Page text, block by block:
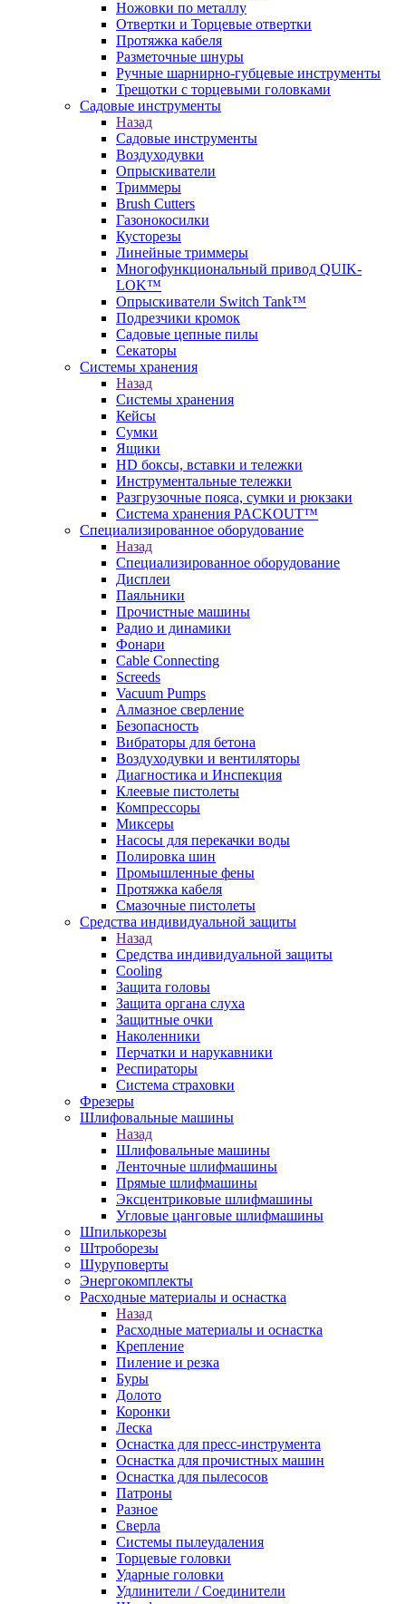
Ножовки по металлу
Отвертки и Торцевые отвертки
Протяжка кабеля
Разметочные шнуры
Ручные шарнирно-губцевые инструменты
Трещотки с торцевыми головками
Садовые инструменты
Назад
Садовые инструменты
Воздуходувки
Опрыскиватели
Триммеры
Brush Cutters
Газонокосилки
Кусторезы
Линейные триммеры
Многофункциональный привод QUIK-
LOK™
Опрыскиватели Switch Tank™
Подрезчики кромок
Садовые цепные пилы
Секаторы
Системы хранения
Назад
Системы хранения
Кейсы
Сумки
Ящики
HD боксы, вставки и тележки
Инструментальные тележки
Разгрузочные пояса, сумки и рюкзаки
Система хранения PACKOUT™
Специализированное оборудование
Назад
Специализированное оборудование
Дисплеи
Паяльники
Прочистные машины
Радио и динамики
Фонари
Cable Connecting
Screeds
Vacuum Pumps
Алмазное сверление
Безопасность
Вибраторы для бетона
Воздуходувки и вентиляторы
Диагностика и Инспекция
Клеевые пистолеты
Компрессоры
Миксеры
Насосы для перекачки воды
Полировка шин
Промышленные фены
Протяжка кабеля
Смазочные пистолеты
Средства индивидуальной защиты
Назад
Средства индивидуальной защиты
Cooling
Защита головы
Защита органа слуха
Защитные очки
Наколенники
Перчатки и нарукавники
Респираторы
Система страховки
Фрезеры
Шлифовальные машины
Назад
Шлифовальные машины
Ленточные шлифмашины
Прямые шлифмашины
Эксцентриковые шлифмашины
Угловые цанговые шлифмашины
Шпилькорезы
Штроборезы
Шуруповерты
Энергокомплекты
Расходные материалы и оснастка
Назад
Расходные материалы и оснастка
Крепление
Пиление и резка
Буры
Долото
Коронки
Леска
Оснастка для пресс-инструмента
Оснастка для прочистных машин
Оснастка для пылесосов
Патроны
Разное
Сверла
Системы пылеудаления
Торцевые головки
Ударные головки
Удлинители / Соединители